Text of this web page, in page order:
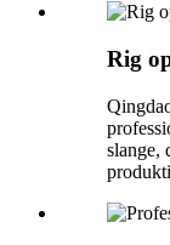
Rig
slange,